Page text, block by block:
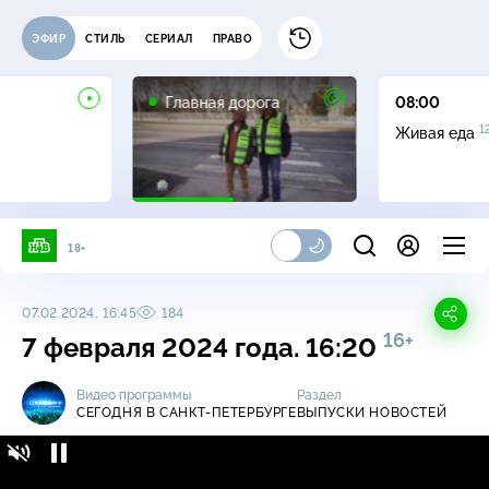
ЭФИР СТИЛЬ СЕРИАЛ ПРАВО
Главная дорога
08:00
Живая еда
18+
07.02.2024, 16:45 184
7 февраля 2024 года. 16:20 16+
Видео программы
СЕГОДНЯ В САНКТ-ПЕТЕРБУРГЕ
Раздел
ВЫПУСКИ НОВОСТЕЙ